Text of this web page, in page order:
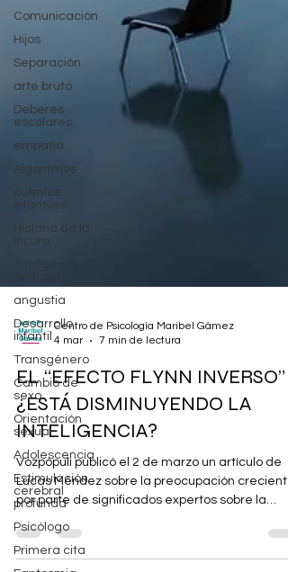
Comunicación
Hijos
Separación
arte bruto
Deberes
escolares
empatía
Algoritmos
cuentos
infantiles
Historia de la
locura
Inteligencia
angustia
Desarrollo
infantil
Transgénero
Cambio de
sexo
Orientación
sexual
Adolescencia
Estimulación
cerebral
profunda
Psicólogo
Primera cita
4 mar
EL “EFECTO FLYNN INVERSO”
¿ESTÁ DISMINUYENDO LA
INTELIGENCIA?
Vozpópuli publicó el 2 de marzo un artículo de
Lucas Méndez sobre la preocupación creciente
por parte de significados expertos sobre la
posible disminución de la inteligencia en la
sociedad occidental, fenómeno conocido